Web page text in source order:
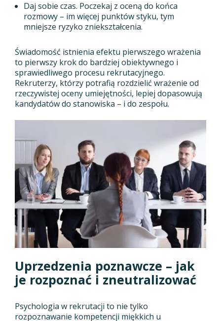
Daj sobie czas. Poczekaj z oceną do końca
rozmowy – im więcej punktów styku, tym
mniejsze ryzyko zniekształcenia.
Świadomość istnienia efektu pierwszego wrażenia
to pierwszy krok do bardziej obiektywnego i
sprawiedliwego procesu rekrutacyjnego.
Rekruterzy, którzy potrafią rozdzielić wrażenie od
rzeczywistej oceny umiejętności, lepiej dopasowują
kandydatów do stanowiska – i do zespołu.
Uprzedzenia poznawcze – jak
je rozpoznać i zneutralizować
Psychologia w rekrutacji to nie tylko
rozpoznawanie kompetencji miękkich u